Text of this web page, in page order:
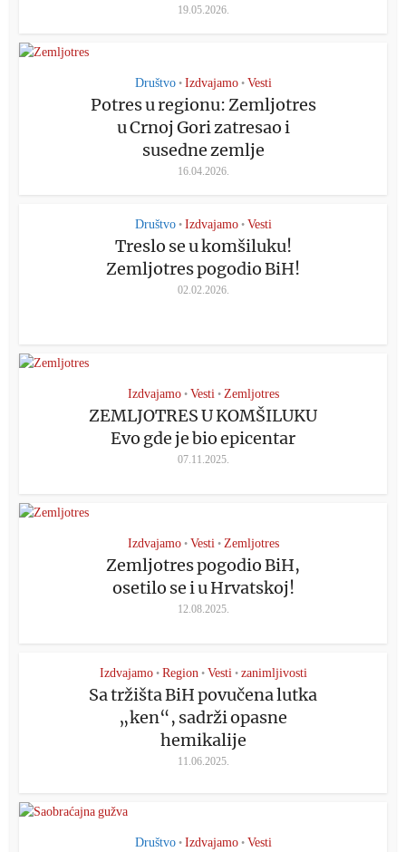
19.05.2026.
Društvo • Izdvajamo • Vesti
Potres u regionu: Zemljotres
u Crnoj Gori zatresao i
susedne zemlje
16.04.2026.
Društvo • Izdvajamo • Vesti
Treslo se u komšiluku!
Zemljotres pogodio BiH!
02.02.2026.
Izdvajamo • Vesti • Zemljotres
ZEMLJOTRES U KOMŠILUKU
Evo gde je bio epicentar
07.11.2025.
Izdvajamo • Vesti • Zemljotres
Zemljotres pogodio BiH,
osetilo se i u Hrvatskoj!
12.08.2025.
Izdvajamo • Region • Vesti • zanimljivosti
Sa tržišta BiH povučena lutka
„ken“, sadrži opasne
hemikalije
11.06.2025.
Društvo • Izdvajamo • Vesti